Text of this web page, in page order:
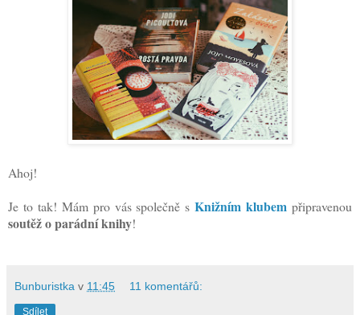
Ahoj!
Je to tak! Mám pro vás společně sKnižním klubem připravenou
soutěž o parádní knihy!
Bunburistka v 11:45 11 komentářů:
Sdílet